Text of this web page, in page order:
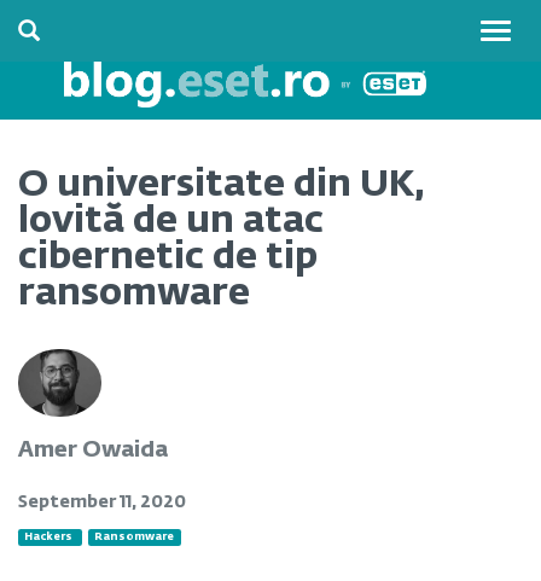
O universitate din UK,
lovită de un atac
cibernetic de tip
ransomware
Amer Owaida
September 11, 2020
Hackers Ransomware